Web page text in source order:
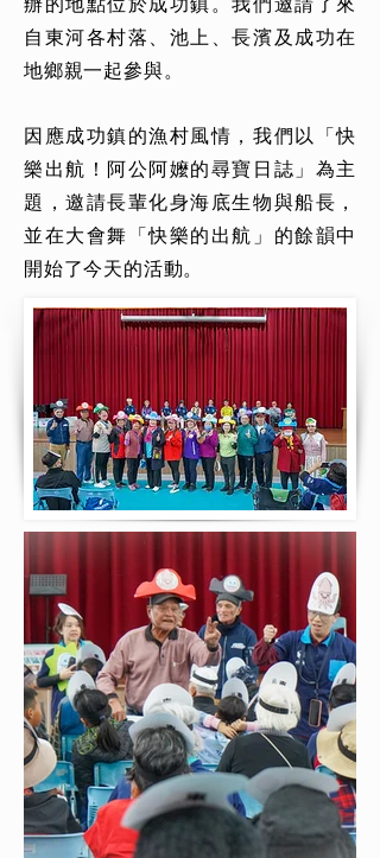
自東河各村落、池上、長濱及成功在
地鄉親一起參與。
因應成功鎮的漁村風情，我們以「快
樂出航！阿公阿嬤的尋寶日誌」為主
題，邀請長輩化身海底生物與船長，
並在大會舞「快樂的出航」的餘韻中
開始了今天的活動。